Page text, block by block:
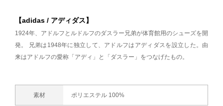
【adidas / アディダス】
1924年、アドルフとルドルフのダスラー兄弟が体育館用のシューズを開
発。 兄弟は1948年に独立して、アドルフはアディダスを設立した。由
来はアドルフの愛称「アディ」と「ダスラー」をつなげたもの。
素材 ポリエステル 100%